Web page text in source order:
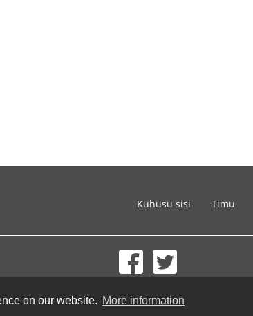
on our website. More information
Kuhusu sisi Timu